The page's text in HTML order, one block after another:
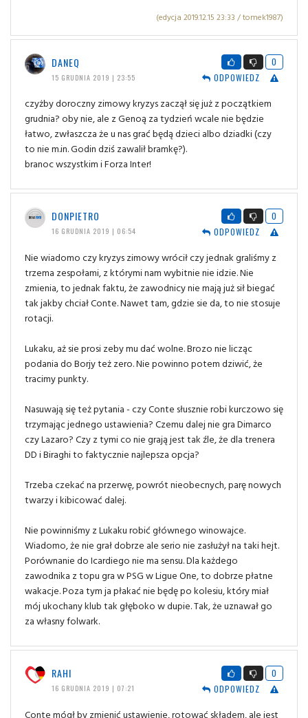
(edycja 2019.12.15 23:33 / tomek1987)
DANEQ
15 GRUDNIA 2019 | 23:55
0
ODPOWIEDZ
czyżby doroczny zimowy kryzys zaczął się już z początkiem
grudnia? oby nie, ale z Genoą za tydzień wcale nie będzie
łatwo, zwłaszcza że u nas grać będą dzieci albo dziadki (czy
to nie m.in. Godin dziś zawalił bramkę?).
branoc wszystkim i Forza Inter!
DONPIETRO
16 GRUDNIA 2019 | 06:54
0
ODPOWIEDZ
Nie wiadomo czy kryzys zimowy wrócił czy jednak graliśmy z
trzema zespołami, z którymi nam wybitnie nie idzie. Nie
zmienia, to jednak faktu, że zawodnicy nie mają już sił biegać
tak jakby chciał Conte. Nawet tam, gdzie sie da, to nie stosuje
rotacji.
Lukaku, aż sie prosi zeby mu dać wolne. Brozo nie licząc
podania do Borjy też zero. Nie powinno potem dziwić, że
tracimy punkty.
Nasuwają się też pytania - czy Conte słusznie robi kurczowo się
trzymając jednego ustawienia? Czemu dalej nie gra Dimarco
czy Lazaro? Czy z tymi co nie grają jest tak źle, że dla trenera
DD i Biraghi to faktycznie najlepsza opcja?
Trzeba czekać na przerwę, powrót nieobecnych, parę nowych
twarzy i kibicować dalej.
Nie powinniśmy z Lukaku robić głównego winowajce.
Wiadomo, że nie grał dobrze ale serio nie zasłużył na taki hejt.
Porównanie do Icardiego nie ma sensu. Dla każdego
zawodnika z topu gra w PSG w Ligue One, to dobrze płatne
wakacje. Poza tym ja płakać nie będę po kolesiu, który miał
mój ukochany klub tak głęboko w dupie. Tak, że uznawał go
za własny folwark.
RAHI
16 GRUDNIA 2019 | 07:21
0
ODPOWIEDZ
Conte mógł by zmienić ustawienie, rotować składem, ale jest